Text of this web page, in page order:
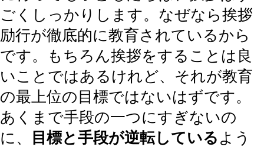
ごくしっかりします。なぜなら挨拶
励行が徹底的に教育されているから
です。もちろん挨拶をすることは良
いことではあるけれど、それが教育
の最上位の目標ではないはずです。
あくまで手段の一つにすぎないの
に、
目標と手段が逆転している よう